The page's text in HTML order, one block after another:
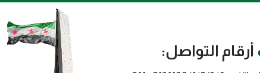
أرقام التواصل: